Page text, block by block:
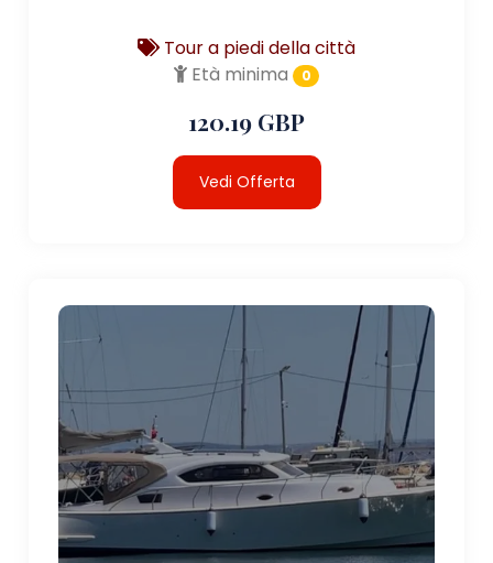
Tour a piedi della città
Età minima
0
120.19 GBP
Vedi Offerta